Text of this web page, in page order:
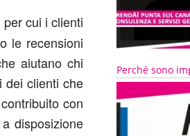
cui i clienti
le recensioni
aiutano chi
dei clienti che
con
disposizione
Perché sono